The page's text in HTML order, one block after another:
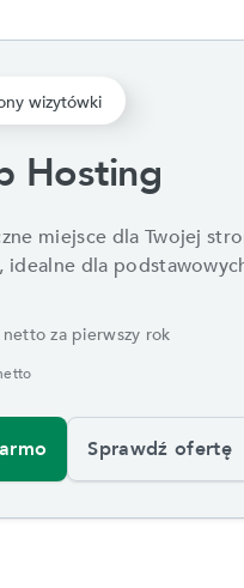
wizytówki
Hosting
miejsce dla Twojej
idealne dla
za pierwszy rok
Sprawdź ofertę